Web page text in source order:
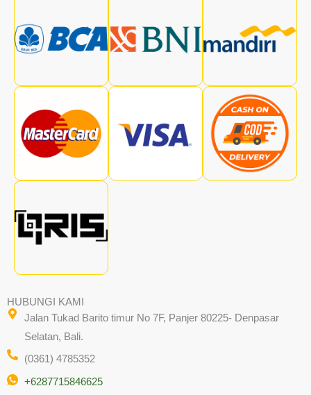
HUBUNGI KAMI
Jalan Tukad Barito timur No 7F, Panjer 80225- Denpasar
Selatan, Bali.
(0361) 4785352
+6287715846625